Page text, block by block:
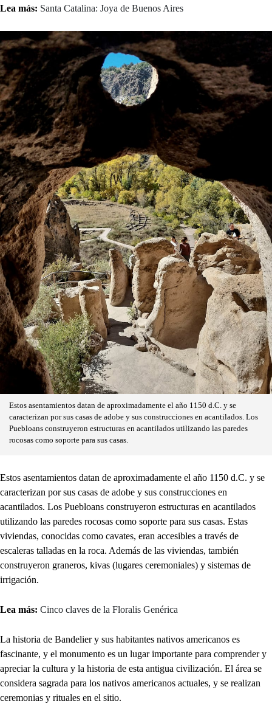
Lea más: Santa Catalina: Joya de Buenos Aires
Estos asentamientos datan de aproximadamente el año 1150 d.C. y se
caracterizan por sus casas de adobe y sus construcciones en acantilados. Los
Puebloans construyeron estructuras en acantilados utilizando las paredes
rocosas como soporte para sus casas.
Estos asentamientos datan de aproximadamente el año 1150 d.C. y se
caracterizan por sus casas de adobe y sus construcciones en
acantilados. Los Puebloans construyeron estructuras en acantilados
utilizando las paredes rocosas como soporte para sus casas. Estas
viviendas, conocidas como cavates, eran accesibles a través de
escaleras talladas en la roca. Además de las viviendas, también
construyeron graneros, kivas (lugares ceremoniales) y sistemas de
irrigación.
Lea más: Cinco claves de la Floralis Genérica
La historia de Bandelier y sus habitantes nativos americanos es
fascinante, y el monumento es un lugar importante para comprender y
apreciar la cultura y la historia de esta antigua civilización. El área se
considera sagrada para los nativos americanos actuales, y se realizan
ceremonias y rituales en el sitio.